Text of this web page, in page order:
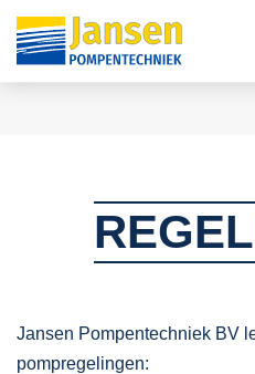
Jansen Pompentechniek BV
pompregelingen: